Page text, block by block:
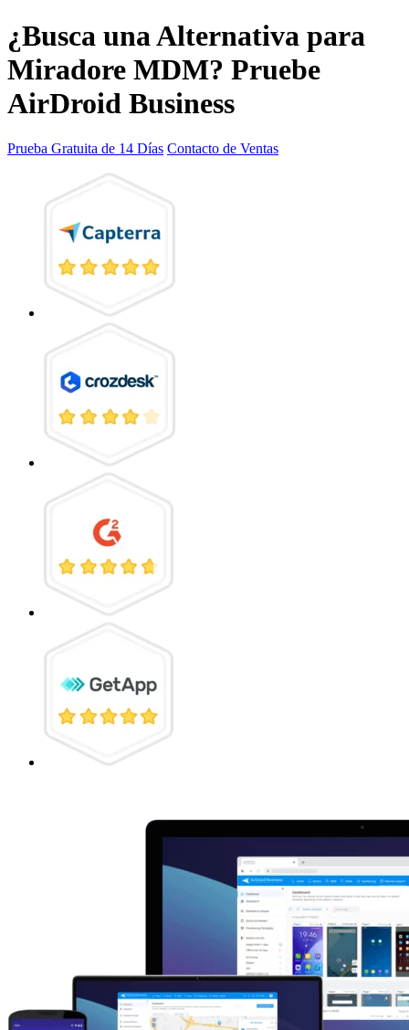
¿Busca una Alternativa para
Miradore MDM? Pruebe
AirDroid Business
Prueba Gratuita de 14 Días Contacto de Ventas